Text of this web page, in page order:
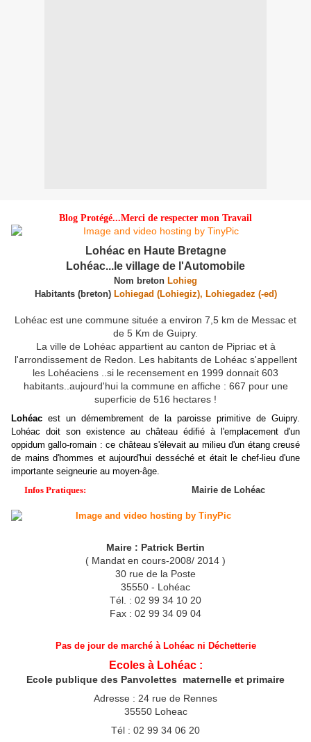
Blog Protégé...Merci de respecter mon Travail
Lohéac en Haute Bretagne
Lohéac...le village de l'Automobile
Nom breton Lohieg
Habitants (breton) Lohiegad (Lohiegiz), Lohiegadez (-ed)
Lohéac est une commune située a environ 7,5 km de Messac et
de 5 Km de Guipry.
La ville de Lohéac appartient au canton de Pipriac et à
l'arrondissement de Redon. Les habitants de Lohéac s'appellent
les Lohéaciens ..si le recensement en 1999 donnait 603
habitants..aujourd'hui la commune en affiche : 667 pour une
superficie de 516 hectares !
Lohéac est un démembrement de la paroisse primitive de Guipry.
Lohéac doit son existence au château édifié à l'emplacement d'un
oppidum gallo-romain : ce château s'élevait au milieu d'un étang creusé
de mains d'hommes et aujourd'hui desséché et était le chef-lieu d'une
importante seigneurie au moyen-âge.
Infos Pratiques:
Mairie de Lohéac
Maire : Patrick Bertin
( Mandat en cours-2008/ 2014 )
30 rue de la Poste
35550 - Lohéac
Tél. : 02 99 34 10 20
Fax : 02 99 34 09 04
Pas de jour de marché à Lohéac ni Déchetterie
Ecoles à Lohéac:
Ecole publique des Panvolettes maternelle et primaire
Adresse : 24 rue de Rennes
35550 Loheac
Tél : 02 99 34 06 20